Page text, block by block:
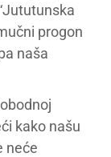
progon
naša
kako našu
neće